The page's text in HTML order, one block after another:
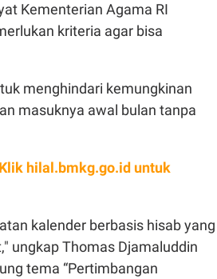
Kementerian Agama RI
kriteria agar bisa
menghindari kemungkinan
masuknya awal bulan tanpa
hilal.bmkg.go.id untuk
kalender berbasis hisab yang
ungkap Thomas Djamaluddin
tema “Pertimbangan